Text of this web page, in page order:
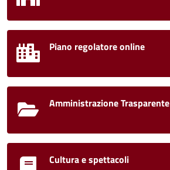
Piano regolatore online
Amministrazione Trasparente
Cultura e spettacoli